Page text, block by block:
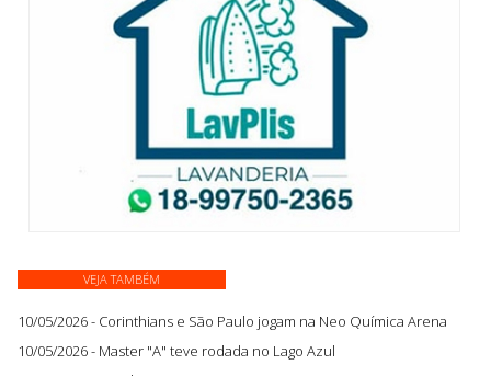
VEJA TAMBÉM
10/05/2026 - Corinthians e São Paulo jogam na Neo Química Arena
10/05/2026 - Master "A" teve rodada no Lago Azul